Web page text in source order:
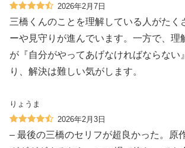
2026年2月7日
三橋くんのことを理解している人がたく
ーや見守りが進んでいます。一方で、理
が『自分がやってあげなければならない
り、解決は難しい気がします。
りょうま
2026年2月3日
– 最後の三橋のセリフが超良かった。原